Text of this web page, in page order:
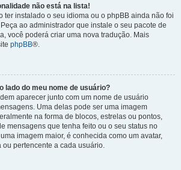
não está na lista!
ter instalado o seu idioma ou o phpBB ainda não foi
ao administrador que instale o seu pacote de
você poderá criar uma nova tradução. Mais
phpBB®.
lado do meu nome de usuário?
aparecer junto com um nome de usuário
Uma delas pode ser uma imagem
na forma de blocos, estrelas ou pontos,
mensagens que tenha feito ou o seu status no
imagem maior, é conhecida como um avatar,
pertencente a cada usuário.